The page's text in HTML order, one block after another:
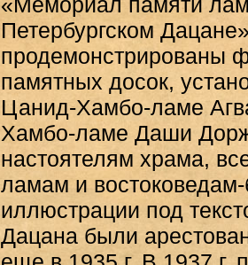
Петербургском
продемонстрированы
памятных досок,
Цанид-Хамбо-ламе
Хамбо-ламе Даши
настоятелям храма,
ламам и
иллюстрации под
Дацана были